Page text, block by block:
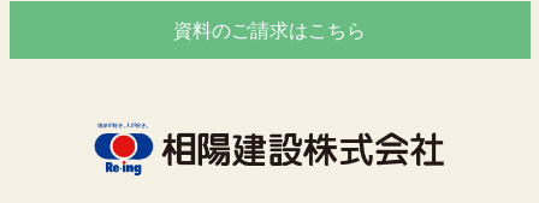
資料のご請求はこちら